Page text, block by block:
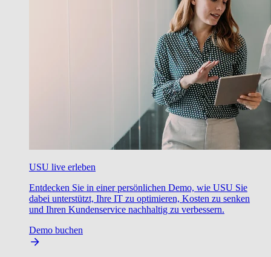
USU live erleben
Entdecken Sie in einer persönlichen Demo, wie USU Sie
dabei unterstützt, Ihre IT zu optimieren, Kosten zu senken
und Ihren Kundenservice nachhaltig zu verbessern.
Demo buchen